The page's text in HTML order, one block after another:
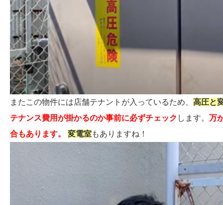
またこの物件には店舗テナントが入っているため、 高圧と
テナンス費用が掛かるのか事前に必ずチェック します。 万
合もあります。
変電室もありますね！